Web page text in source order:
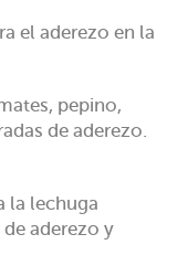
el aderezo en la
pepino,
de aderezo.
la lechuga
aderezo y